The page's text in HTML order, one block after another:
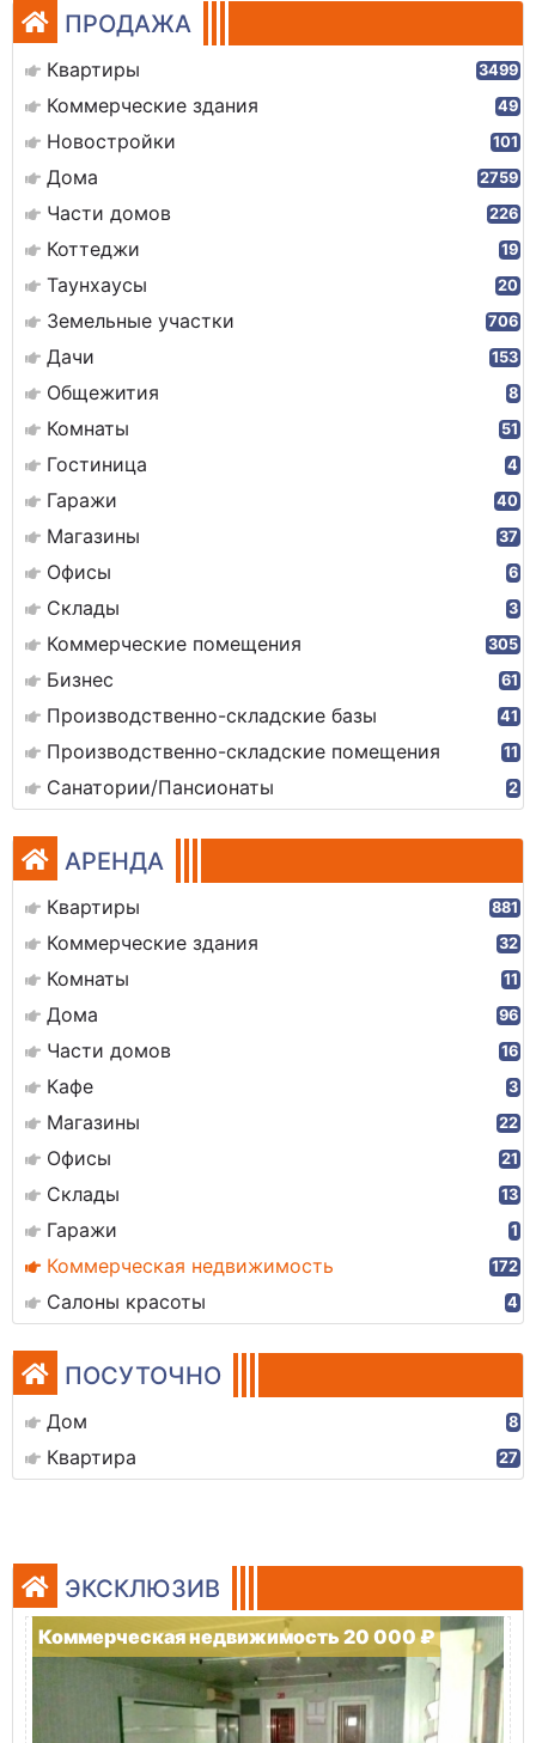
ПРОДАЖА
Квартиры 3499
Коммерческие здания 49
Новостройки 101
Дома 2759
Части домов 226
Коттеджи 19
Таунхаусы 20
Земельные участки 706
Дачи 153
Общежития 8
Комнаты 51
Гостиница 4
Гаражи 40
Магазины 37
Офисы 6
Склады 3
Коммерческие помещения 305
Бизнес 61
Производственно-складские базы 41
Производственно-складские помещения 11
Санатории/Пансионаты 2
АРЕНДА
Квартиры 881
Коммерческие здания 32
Комнаты 11
Дома 96
Части домов 16
Кафе 3
Магазины 22
Офисы 21
Склады 13
Гаражи 1
Коммерческая недвижимость 172
Салоны красоты 4
ПОСУТОЧНО
Дом 8
Квартира 27
ЭКСКЛЮЗИВ
Коммерческая недвижимость 20 000 ₽